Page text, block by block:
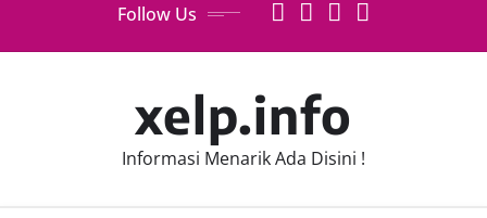
Follow Us
xelp.info
Informasi Menarik Ada Disini !